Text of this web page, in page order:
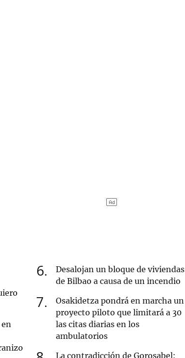
6
Desalojan un bloque de viviendas
de Bilbao a causa de un incendio
7
Osakidetza pondrá en marcha un
proyecto piloto que limitará a 30
las citas diarias en los
ambulatorios
La contradicción de Gorosabel: